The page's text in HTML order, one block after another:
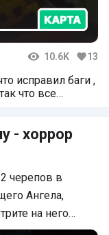
10.6K 13
исправил баги ,
что все
- хоррор
черепов в
Ангела,
на него…